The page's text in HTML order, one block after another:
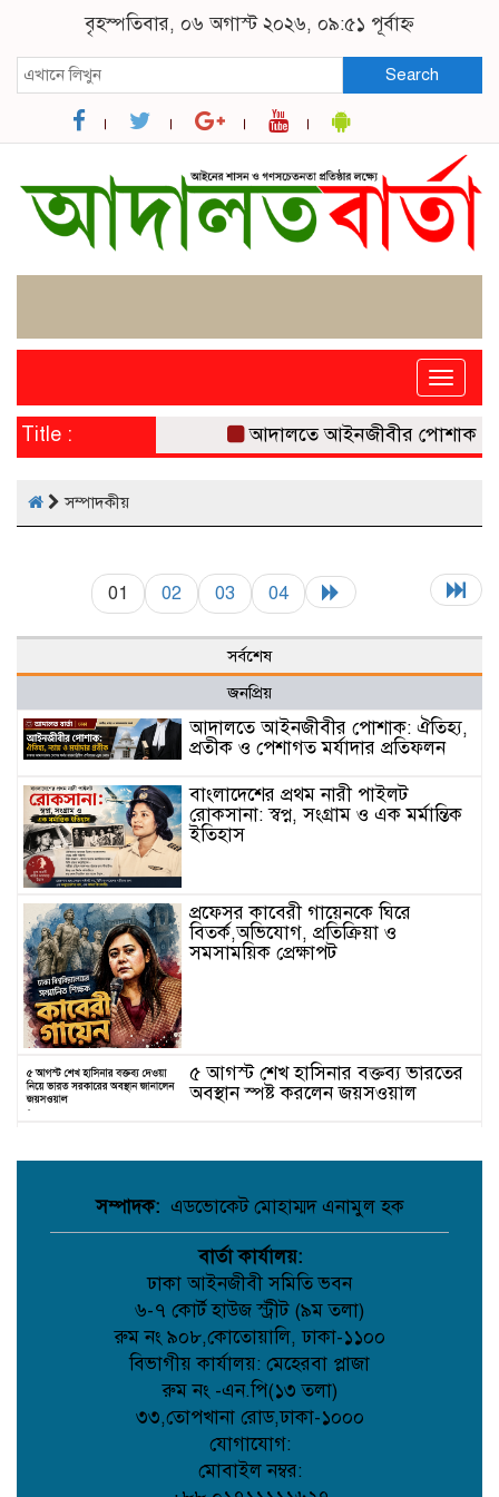
বৃহস্পতিবার, ০৬ অগাস্ট ২০২৬, ০৯:৫১ পূর্বাহ্ন
Search
Toggle
Title : আদালতে আইনজীবীর পোশাক:
সম্পাদকীয়
01 02 03 04
সর্বশেষ
জনপ্রিয়
আদালতে আইনজীবীর পোশাক: ঐতিহ্য,
প্রতীক ও পেশাগত মর্যাদার প্রতিফলন
বাংলাদেশের প্রথম নারী পাইলট
রোকসানা: স্বপ্ন, সংগ্রাম ও এক মর্মান্তিক
ইতিহাস
প্রফেসর কাবেরী গায়েনকে ঘিরে
বিতর্ক,অভিযোগ, প্রতিক্রিয়া ও
সমসাময়িক প্রেক্ষাপট
৫ আগস্ট শেখ হাসিনার বক্তব্য ভারতের
অবস্থান স্পষ্ট করলেন জয়সওয়াল
বক্তব্য প্রচারে আইনি বাধা নেই: চিফ
গাজীপুরে ভূমি অফিসে দালালচক্রের
দৌরাত্ম্য: অনিয়ম-অবহেলায় একযোগে
বরখাস্ত ৪ কর্মকর্তা-কর্মচারী
প্রযুক্তিনির্ভর পুলিশি সেবা আরও কার্যকর
করতে ডিজিটাল তথ্য ব্যবস্থাপনা সিস্টেম
পরিচালনা করতে বাড়িওয়ালা-
ভাড়াটিয়াদের সুবিধার্থে ডিএমপি’র
৩০ নভেম্বরের পর অকার্যকর হবে
পুরোনো বিআইএন, নতুন নম্বর নেওয়ার
নির্দেশ
সম্পাদক: এডভোকেট মোহাম্মদ এনামুল হক
বার্তা কার্যালয়:
ঢাকা আইনজীবী সমিতি ভবন
৬-৭ কোর্ট হাউজ স্ট্রীট (৯ম তলা)
রুম নং ৯০৮,কোতোয়ালি, ঢাকা-১১০০
বিভাগীয় কার্যালয়: মেহেরবা প্লাজা
রুম নং -এন.পি(১৩ তলা)
৩৩,তোপখানা রোড,ঢাকা-১০০০
যোগাযোগ:
মোবাইল নম্বর: